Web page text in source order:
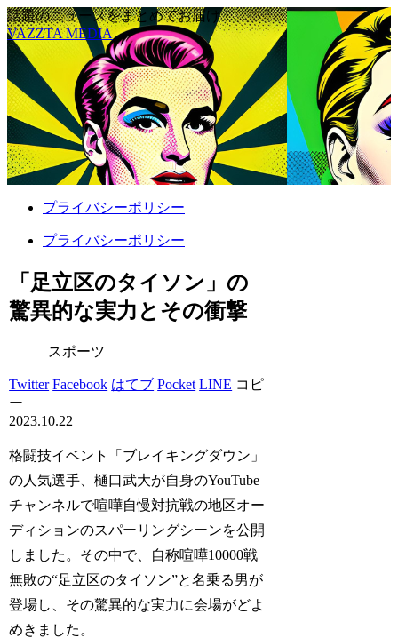
話題のニュースをまとめてお届け
VAZZTA MEDIA
プライバシーポリシー
プライバシーポリシー
「足立区のタイソン」の
驚異的な実力とその衝撃
スポーツ
Twitter Facebook はてブ Pocket LINE コピ
ー
2023.10.22
格闘技イベント「ブレイキングダウン」
の人気選手、樋口武大が自身のYouTube
チャンネルで喧嘩自慢対抗戦の地区オー
ディションのスパーリングシーンを公開
しました。その中で、自称喧嘩10000戦
無敗の“足立区のタイソン”と名乗る男が
登場し、その驚異的な実力に会場がどよ
めきました。